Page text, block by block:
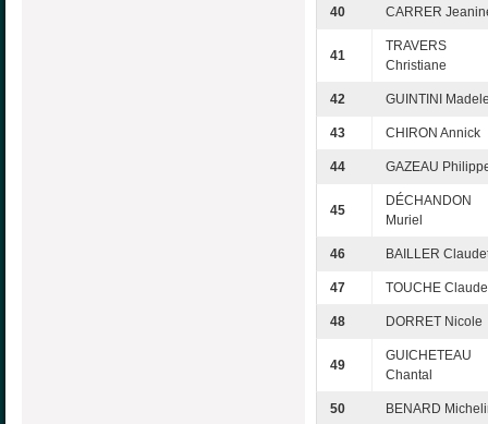
40 CARRER
41
TRAVERS
Christiane
42 GUINTINI
43 CHIRON Annick
44 GAZEAU
45
DÉCHANDON
Muriel
46 BAILLER
47 TOUCHE Claude
48 DORRET Nicole
49
GUICHETEAU
Chantal
50 BENARD